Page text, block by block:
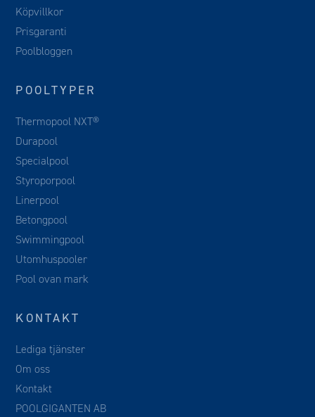
Köpvillkor
Prisgaranti
Poolbloggen
POOLTYPER
Thermopool NXT®
Durapool
Specialpool
Styroporpool
Linerpool
Betongpool
Swimmingpool
Utomhuspooler
Pool ovan mark
KONTAKT
Lediga tjänster
Om oss
Kontakt
POOLGIGANTEN AB